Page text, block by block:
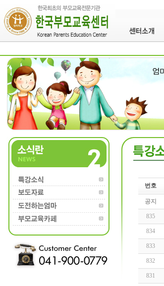
번호
공지
835
834
833
832
831